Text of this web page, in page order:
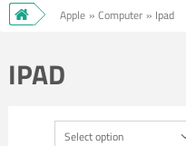
Apple » Computer » Ipad
IPAD
Select option